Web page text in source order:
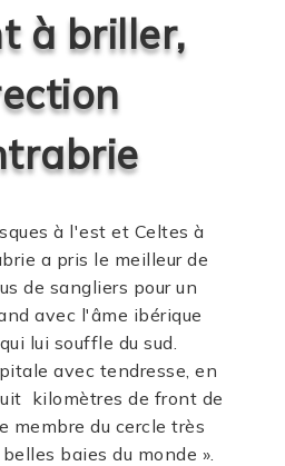
à briller,
à l'est et Celtes à
a pris le meilleur de
de sangliers pour un
avec l'âme ibérique
lui souffle du sud.
avec tendresse, en
kilomètres de front de
membre du cercle très
baies du monde ».